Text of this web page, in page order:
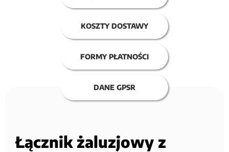
KOSZTY DOSTAWY
FORMY PŁATNOŚCI
DANE GPSR
Łącznik żaluzjowy z